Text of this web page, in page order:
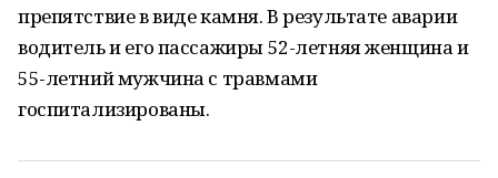
препятствие в виде камня. В результате аварии
водитель и его пассажиры 52-летняя женщина и
55-летний мужчина с травмами
госпитализированы.